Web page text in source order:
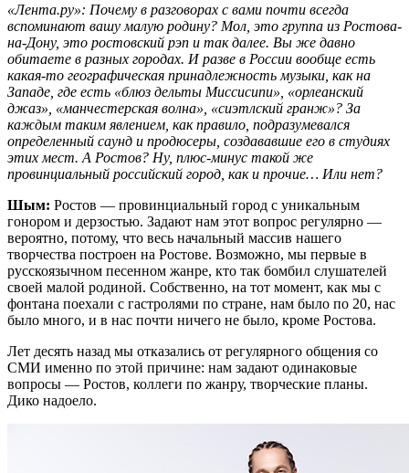
«Лента.ру»: Почему в разговорах с вами почти всегда
вспоминают вашу малую родину? Мол, это группа из Ростова-
на-Дону, это ростовский рэп и так далее. Вы же давно
обитаете в разных городах. И разве в России вообще есть
какая-то географическая принадлежность музыки, как на
Западе, где есть «блюз дельты Миссисипи», «орлеанский
джаз», «манчестерская волна», «сиэтлский гранж»? За
каждым таким явлением, как правило, подразумевался
определенный саунд и продюсеры, создававшие его в студиях
этих мест. А Ростов? Ну, плюс-минус такой же
провинциальный российский город, как и прочие… Или нет?
Шым: Ростов — провинциальный город с уникальным
гонором и дерзостью. Задают нам этот вопрос регулярно —
вероятно, потому, что весь начальный массив нашего
творчества построен на Ростове. Возможно, мы первые в
русскоязычном песенном жанре, кто так бомбил слушателей
своей малой родиной. Собственно, на тот момент, как мы с
фонтана поехали с гастролями по стране, нам было по 20, нас
было много, и в нас почти ничего не было, кроме Ростова.
Лет десять назад мы отказались от регулярного общения со
СМИ именно по этой причине: нам задают одинаковые
вопросы — Ростов, коллеги по жанру, творческие планы.
Дико надоело.